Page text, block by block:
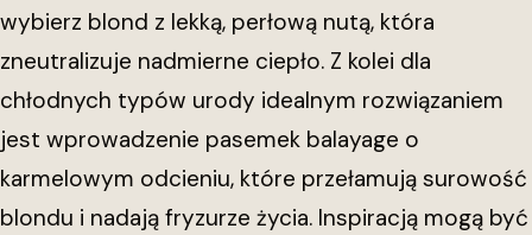
wybierz blond z lekką, perłową nutą, która
zneutralizuje nadmierne ciepło. Z kolei dla
chłodnych typów urody idealnym rozwiązaniem
jest wprowadzenie pasemek balayage o
karmelowym odcieniu, które przełamują surowość
blondu i nadają fryzurze życia. Inspiracją mogą być